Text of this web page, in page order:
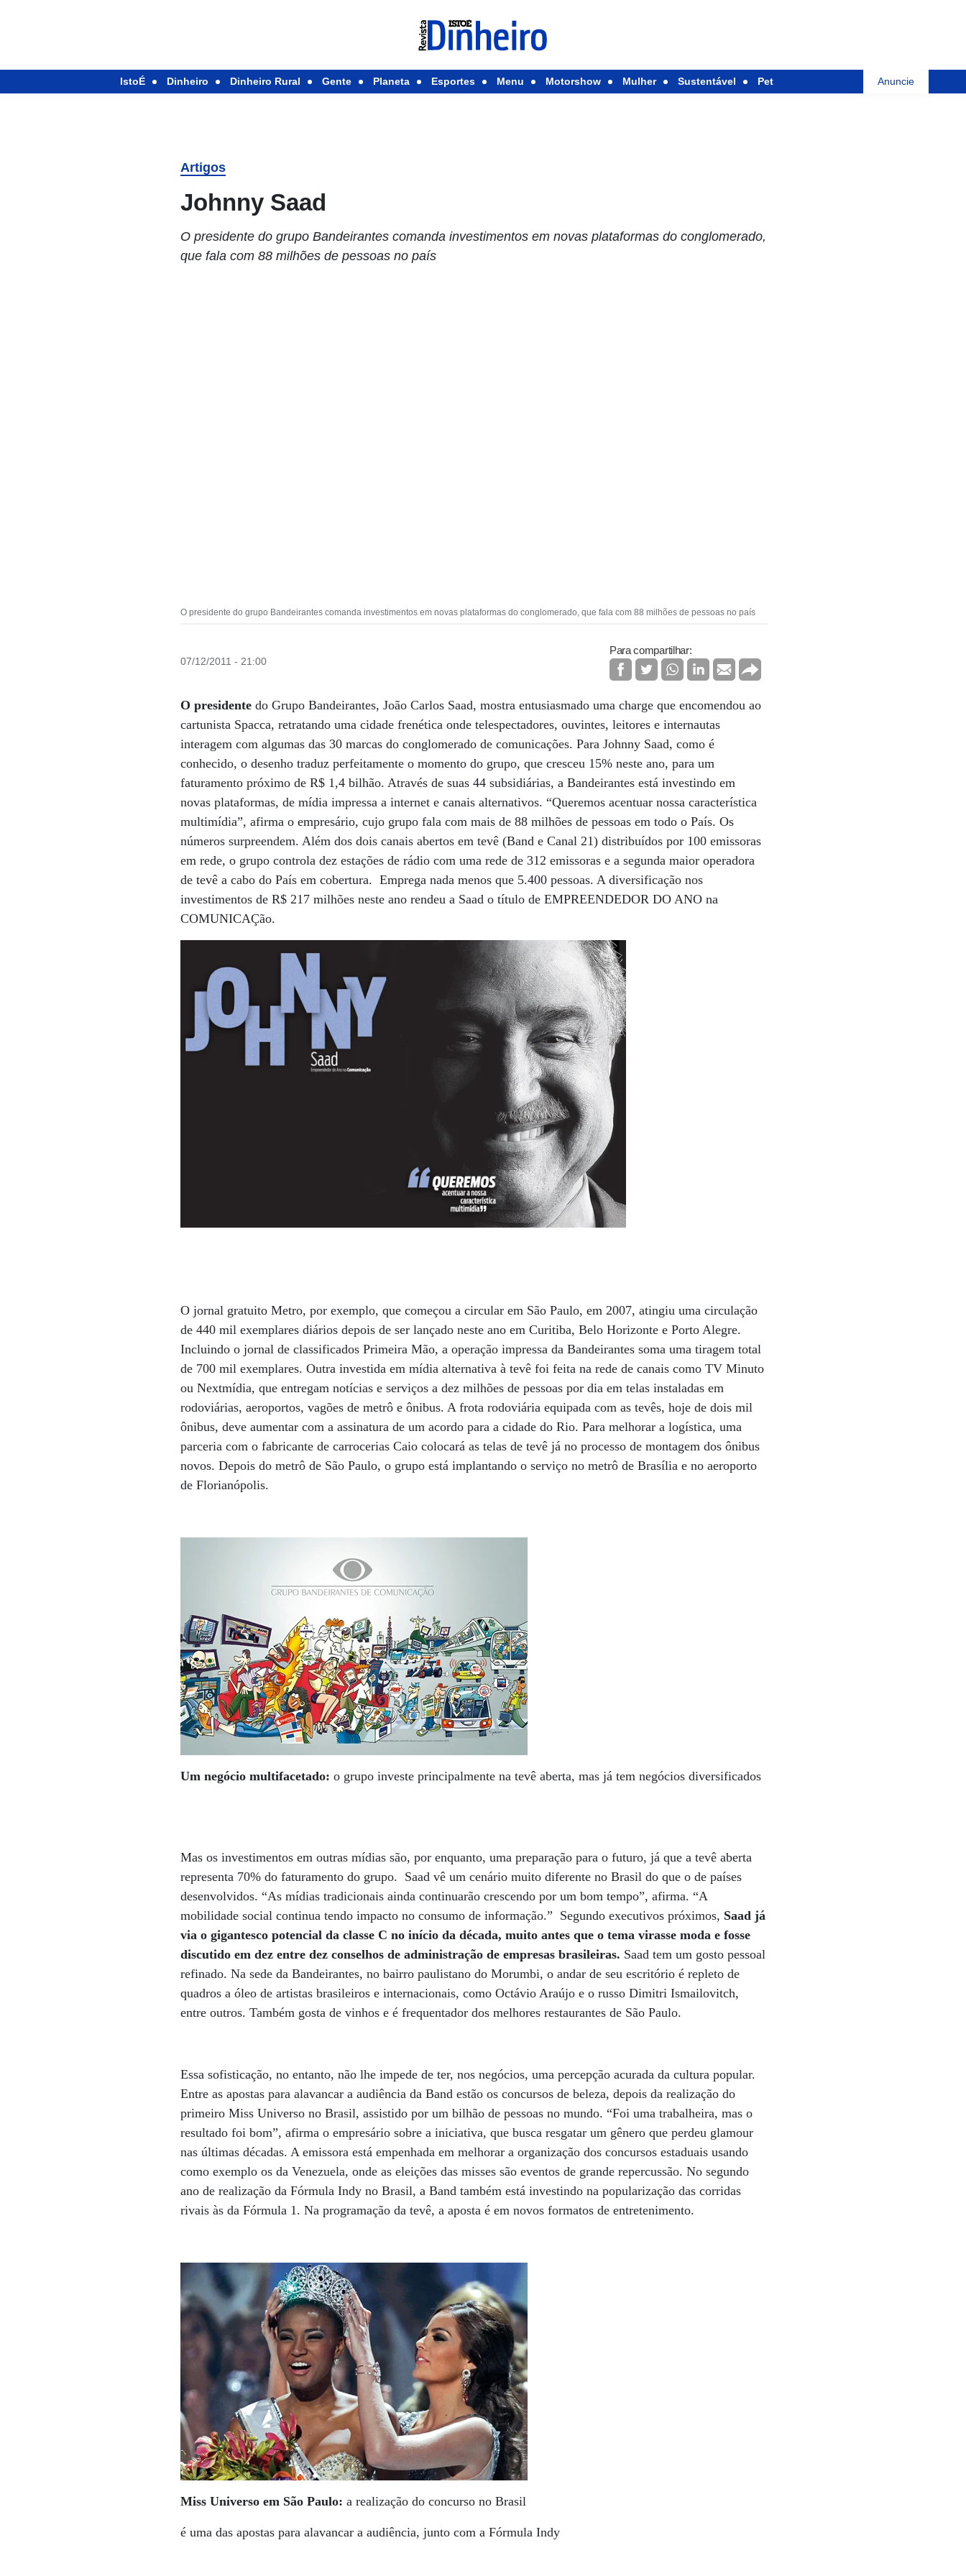
IstoÉ Dinheiro Dinheiro Rural Gente Planeta Esportes Menu Motorshow Mulher Sustentável Pet Anuncie
Artigos
Johnny Saad
O presidente do grupo Bandeirantes comanda investimentos em novas plataformas do conglomerado,
que fala com 88 milhões de pessoas no país
O presidente do grupo Bandeirantes comanda investimentos em novas plataformas do conglomerado, que fala com 88 milhões de pessoas no país
07/12/2011 - 21:00
Para compartilhar:
O presidente do Grupo Bandeirantes, João Carlos Saad, mostra entusiasmado uma charge que encomendou ao
cartunista Spacca, retratando uma cidade frenética onde telespectadores, ouvintes, leitores e internautas
interagem com algumas das 30 marcas do conglomerado de comunicações. Para Johnny Saad, como é
conhecido, o desenho traduz perfeitamente o momento do grupo, que cresceu 15% neste ano, para um
faturamento próximo de R$ 1,4 bilhão. Através de suas 44 subsidiárias, a Bandeirantes está investindo em
novas plataformas, de mídia impressa a internet e canais alternativos. “Queremos acentuar nossa característica
multimídia”, afirma o empresário, cujo grupo fala com mais de 88 milhões de pessoas em todo o País. Os
números surpreendem. Além dos dois canais abertos em tevê (Band e Canal 21) distribuídos por 100 emissoras
em rede, o grupo controla dez estações de rádio com uma rede de 312 emissoras e a segunda maior operadora
de tevê a cabo do País em cobertura. Emprega nada menos que 5.400 pessoas. A diversificação nos
investimentos de R$ 217 milhões neste ano rendeu a Saad o título de EMPREENDEDOR DO ANO na
COMUNICAÇão.
O jornal gratuito Metro, por exemplo, que começou a circular em São Paulo, em 2007, atingiu uma circulação
de 440 mil exemplares diários depois de ser lançado neste ano em Curitiba, Belo Horizonte e Porto Alegre.
Incluindo o jornal de classificados Primeira Mão, a operação impressa da Bandeirantes soma uma tiragem total
de 700 mil exemplares. Outra investida em mídia alternativa à tevê foi feita na rede de canais como TV Minuto
ou Nextmídia, que entregam notícias e serviços a dez milhões de pessoas por dia em telas instaladas em
rodoviárias, aeroportos, vagões de metrô e ônibus. A frota rodoviária equipada com as tevês, hoje de dois mil
ônibus, deve aumentar com a assinatura de um acordo para a cidade do Rio. Para melhorar a logística, uma
parceria com o fabricante de carrocerias Caio colocará as telas de tevê já no processo de montagem dos ônibus
novos. Depois do metrô de São Paulo, o grupo está implantando o serviço no metrô de Brasília e no aeroporto
de Florianópolis.
Um negócio multifacetado: o grupo investe principalmente na tevê aberta, mas já tem negócios diversificados
Mas os investimentos em outras mídias são, por enquanto, uma preparação para o futuro, já que a tevê aberta
representa 70% do faturamento do grupo. Saad vê um cenário muito diferente no Brasil do que o de países
desenvolvidos. “As mídias tradicionais ainda continuarão crescendo por um bom tempo”, afirma. “A
mobilidade social continua tendo impacto no consumo de informação.” Segundo executivos próximos, Saad já
via o gigantesco potencial da classe C no início da década, muito antes que o tema virasse moda e fosse
discutido em dez entre dez conselhos de administração de empresas brasileiras. Saad tem um gosto pessoal
refinado. Na sede da Bandeirantes, no bairro paulistano do Morumbi, o andar de seu escritório é repleto de
quadros a óleo de artistas brasileiros e internacionais, como Octávio Araújo e o russo Dimitri Ismailovitch,
entre outros. Também gosta de vinhos e é frequentador dos melhores restaurantes de São Paulo.
Essa sofisticação, no entanto, não lhe impede de ter, nos negócios, uma percepção acurada da cultura popular.
Entre as apostas para alavancar a audiência da Band estão os concursos de beleza, depois da realização do
primeiro Miss Universo no Brasil, assistido por um bilhão de pessoas no mundo. “Foi uma trabalheira, mas o
resultado foi bom”, afirma o empresário sobre a iniciativa, que busca resgatar um gênero que perdeu glamour
nas últimas décadas. A emissora está empenhada em melhorar a organização dos concursos estaduais usando
como exemplo os da Venezuela, onde as eleições das misses são eventos de grande repercussão. No segundo
ano de realização da Fórmula Indy no Brasil, a Band também está investindo na popularização das corridas
rivais às da Fórmula 1. Na programação da tevê, a aposta é em novos formatos de entretenimento.
Miss Universo em São Paulo: a realização do concurso no Brasil
é uma das apostas para alavancar a audiência, junto com a Fórmula Indy